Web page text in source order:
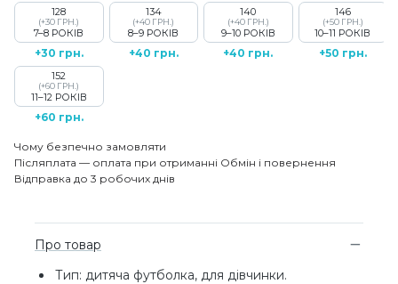
128
(+30 ГРН.)
7–8 РОКІВ
+30 грн.
134
(+40 ГРН.)
8–9 РОКІВ
+40 грн.
140
(+40 ГРН.)
9–10 РОКІВ
+40 грн.
146
(+50 ГРН.)
10–11 РОКІВ
+50 грн.
152
(+60 ГРН.)
11–12 РОКІВ
+60 грн.
Чому безпечно замовляти
Післяплата — оплата при отриманні Обмін і повернення
Відправка до 3 робочих днів
Про товар
Тип: дитяча футболка, для дівчинки.